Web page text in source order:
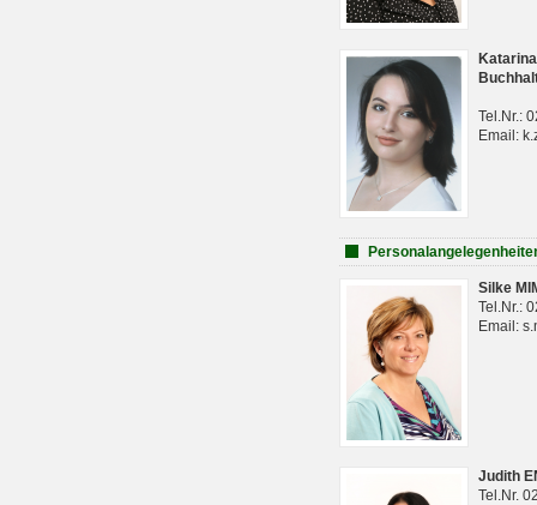
Tel.Nr.:
Email:
Silke
Tel.Nr.:
Email:
Judith
Tel.Nr.